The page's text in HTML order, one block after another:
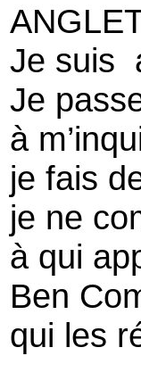
Je suis
Je
à
je fais
je ne
à qui
Ben
qui les